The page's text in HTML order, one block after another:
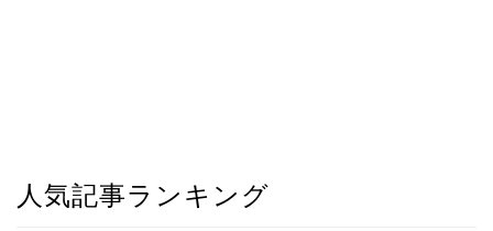
人気記事ランキング